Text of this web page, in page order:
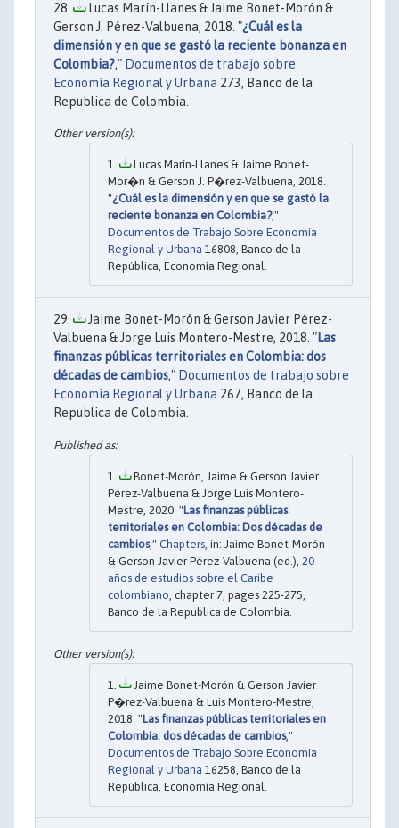
Lucas Marín-Llanes & Jaime Bonet-Morón &
Gerson J. Pérez-Valbuena, 2018. "¿Cuál es la
dimensión y en que se gastó la reciente bonanza en
Colombia?," Documentos de trabajo sobre
Economía Regional y Urbana 273, Banco de la
Republica de Colombia.
Lucas Marín-Llanes & Jaime Bonet-
Mor�n & Gerson J. P�rez-Valbuena, 2018.
"¿Cuál es la dimensión y en que se gastó la
reciente bonanza en Colombia?,"
Documentos de Trabajo Sobre Economía
Regional y Urbana 16808, Banco de la
República, Economía Regional.
Jaime Bonet-Morón & Gerson Javier Pérez-
Valbuena & Jorge Luis Montero-Mestre, 2018. "Las
finanzas públicas territoriales en Colombia: dos
décadas de cambios," Documentos de trabajo sobre
Economía Regional y Urbana 267, Banco de la
Republica de Colombia.
Bonet-Morón, Jaime & Gerson Javier
Pérez-Valbuena & Jorge Luis Montero-
Mestre, 2020. "Las finanzas públicas
territoriales en Colombia: Dos décadas de
cambios," Chapters , in: Jaime Bonet-Morón
& Gerson Javier Pérez-Valbuena (ed.), 20
años de estudios sobre el Caribe
colombiano , chapter 7, pages 225-275,
Banco de la Republica de Colombia.
Jaime Bonet-Morón & Gerson Javier
P�rez-Valbuena & Luis Montero-Mestre,
2018. "Las finanzas públicas territoriales en
Colombia: dos décadas de cambios,"
Documentos de Trabajo Sobre Economía
Regional y Urbana 16258, Banco de la
República, Economía Regional.